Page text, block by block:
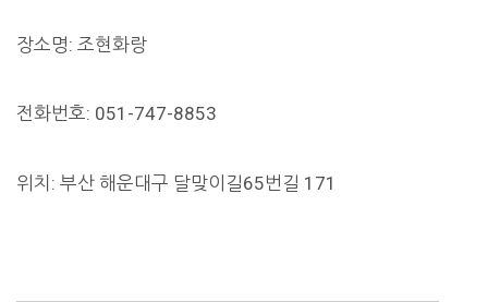
장소명: 조현화랑
전화번호: 051-747-8853
위치: 부산 해운대구 달맞이길65번길 171